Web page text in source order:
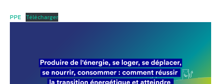
PPE Télécharger